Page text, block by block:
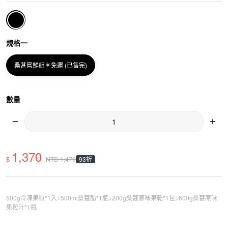
規格一
桑葚嘗鮮組＊免運 (已售完)
數量
$ 1,370 NTD1,470 93折
500g冷凍果粒*1入+500ml桑葚醋*1瓶+200g桑葚原味果乾*1包+600g桑葚原味
果粒汁*1瓶